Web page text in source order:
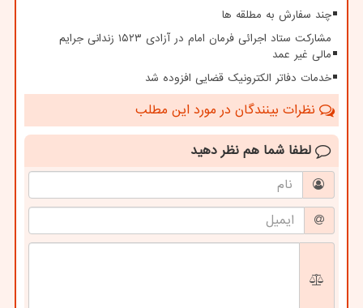
چند سفارش به مطلقه ها
مشارکت ستاد اجرائی فرمان امام در آزادی ۱۵۲۳ زندانی جرایم
مالی غیر عمد
خدمات دفاتر الکترونیک قضایی افزوده شد
نظرات بینندگان در مورد این مطلب
لطفا شما هم نظر دهید